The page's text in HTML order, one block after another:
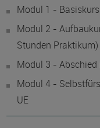
Modul 1 -
Modul 2 -
Stunden Praktikum)
Modul 3 - Abschied
Modul 4 -
UE